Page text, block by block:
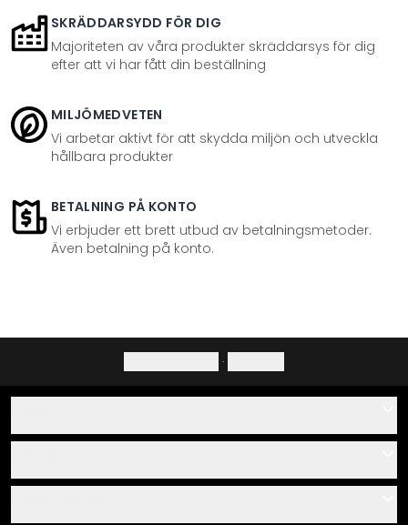
SKRÄDDARSYDD FÖR DIG
Majoriteten av våra produkter skräddarsys för dig
efter att vi har fått din beställning
MILJÖMEDVETEN
Vi arbetar aktivt för att skydda miljön och utveckla
hållbara produkter
BETALNING PÅ KONTO
Vi erbjuder ett brett utbud av betalningsmetoder.
Även betalning på konto.
·
Om oss